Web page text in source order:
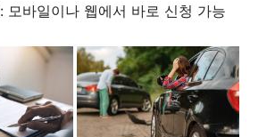
: 모바일이나 웹에서 바로 신청 가능